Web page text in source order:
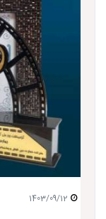
1403/09/12